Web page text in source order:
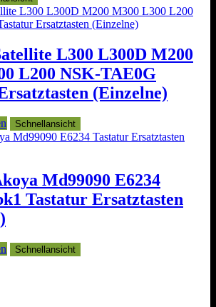
L300 L300D M200
L200 NSK-TAE0G
(Einzelne)
Schnellansicht
Md99090 E6234
Tastatur Ersatztasten
Schnellansicht